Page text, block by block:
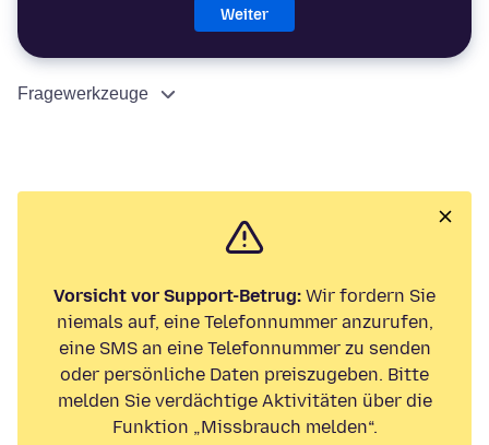
Weiter
Fragewerkzeuge
Vorsicht vor Support-Betrug: Wir fordern Sie
niemals auf, eine Telefonnummer anzurufen,
eine SMS an eine Telefonnummer zu senden
oder persönliche Daten preiszugeben. Bitte
melden Sie verdächtige Aktivitäten über die
Funktion „Missbrauch melden“.